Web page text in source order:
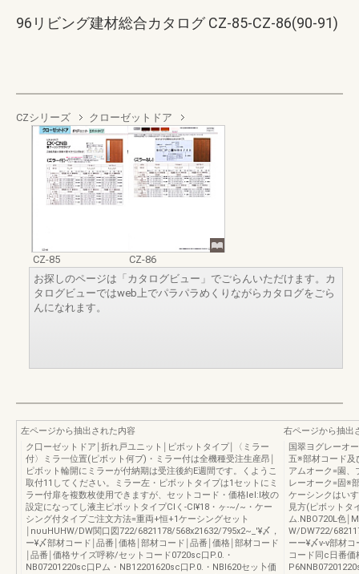
96リビング建材総合カタログ CZ-85-CZ-86(90-91)
CZシリーズ クローゼットドア
CZ-85
CZ-86
お探しのページは「カタログビュー」でごらんいただけます。カ
タログビューではweb上でパラパラめくりながらカタログをごら
んになれます。
左ページから抽出された内容
ク口ーゼットドア￨折れ戸ユニット￨ピボットタイプ￨〈ミラー
付〉ミラ一位置(ピボット何ブ)・ミラー付は全機種受注生産昂￨
ピボット輪開にミラーが付納期は受注後約E週間です。くようこ
取付11してください。ミラー左・ピボットタイプは1セットにミ
ラー付扉を複数枚使用できますが、セットコード・価格Iel:l枚の
設定になってし液主ピボットタイプCIく-CI¥18・ヶ-~/~・ケー
シング付タイプご注文方法=重両+恒+1ケーシングセット
￨nυuHUHW/DW関口図722/6821178/568x21632/795x2~_'¥〆，
ー¥〆部材コード￨品番￨価格￨部材コード￨品番￨価格￨部材コード
￨品番￨価格サイズ呼称/セットコード0720sc口P.0.・
NB07201220sc口Pム・NB12201620sc口P.0.・NBI620セッ卜価
右ページから抽出
国翠ヨグレーオ
五※部材コード
アムオーク=園、
レーオーク=固※
ケーシンクはい
見方(ピボットタ
ム.NBO720L色￨
W/DW722/
ーー¥〆v-v部材
コード同c日番